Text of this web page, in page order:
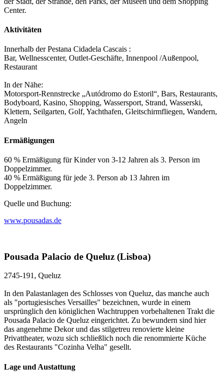
Center.
Aktivitäten
Innerhalb der Pestana Cidadela Cascais :
Bar, Wellnesscenter, Outlet-Geschäfte, Innenpool /Außenpool,
Restaurant
In der Nähe:
Motorsport-Rennstrecke „Autódromo do Estoril“, Bars, Restaurants,
Bodyboard, Kasino, Shopping, Wassersport, Strand, Wasserski,
Klettern, Seilgarten, Golf, Yachthafen, Gleitschirmfliegen, Wandern,
Angeln
Ermäßigungen
60 % Ermäßigung für Kinder von 3-12 Jahren als 3. Person im
Doppelzimmer.
40 % Ermäßigung für jede 3. Person ab 13 Jahren im
Doppelzimmer.
Quelle und Buchung:
www.pousadas.de
Pousada Palacio de Queluz (Lisboa)
2745-191, Queluz
In den Palastanlagen des Schlosses von Queluz, das manche auch
als "portugiesisches Versailles" bezeichnen, wurde in einem
ursprünglich den königlichen Wachtruppen vorbehaltenen Trakt die
Pousada Palacio de Queluz eingerichtet. Zu bewundern sind hier
das angenehme Dekor und das stilgetreu renovierte kleine
Privattheater, wozu sich schließlich noch die renommierte Küche
des Restaurants "Cozinha Velha" gesellt.
Lage und Austattung